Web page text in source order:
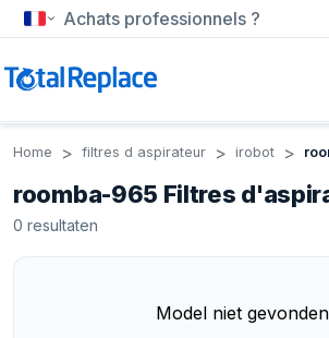
Achats professionnels ?
Home filtres d aspirateur irobot
roomba-965 Filtres
0 resultaten
Model niet